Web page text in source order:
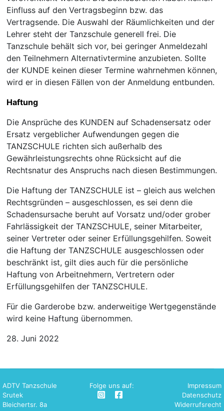
Einfluss auf den Vertragsbeginn bzw. das
Vertragsende. Die Auswahl der Räumlichkeiten und der
Lehrer steht der Tanzschule generell frei. Die
Tanzschule behält sich vor, bei geringer Anmeldezahl
den Teilnehmern Alternativtermine anzubieten. Sollte
der KUNDE keinen dieser Termine wahrnehmen können,
wird er in diesen Fällen von der Anmeldung entbunden.
Haftung
Die Ansprüche des KUNDEN auf Schadensersatz oder
Ersatz vergeblicher Aufwendungen gegen die
TANZSCHULE richten sich außerhalb des
Gewährleistungsrechts ohne Rücksicht auf die
Rechtsnatur des Anspruchs nach diesen Bestimmungen.
Die Haftung der TANZSCHULE ist – gleich aus welchen
Rechtsgründen – ausgeschlossen, es sei denn die
Schadensursache beruht auf Vorsatz und/oder grober
Fahrlässigkeit der TANZSCHULE, seiner Mitarbeiter,
seiner Vertreter oder seiner Erfüllungsgehilfen. Soweit
die Haftung der TANZSCHULE ausgeschlossen oder
beschränkt ist, gilt dies auch für die persönliche
Haftung von Arbeitnehmern, Vertretern oder
Erfüllungsgehilfen der TANZSCHULE.
Für die Garderobe bzw. anderweitige Wertgegenstände
wird keine Haftung übernommen.
28. Juni 2022
ADTV Tanzschule
Srutek
Bleichertsr. 8a
Folge uns auf:
Impressum
Datenschutz
Widerrufsrecht